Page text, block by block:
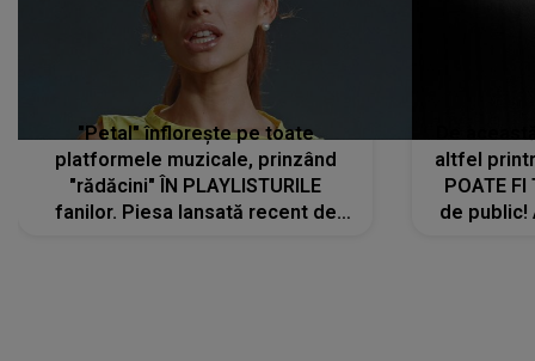
"Petal" înflorește pe toate
platformele muzicale, prinzând
"rădăcini" ÎN PLAYLISTURILE
fanilor. Piesa lansată recent de
altfel
POATE FI
de public!